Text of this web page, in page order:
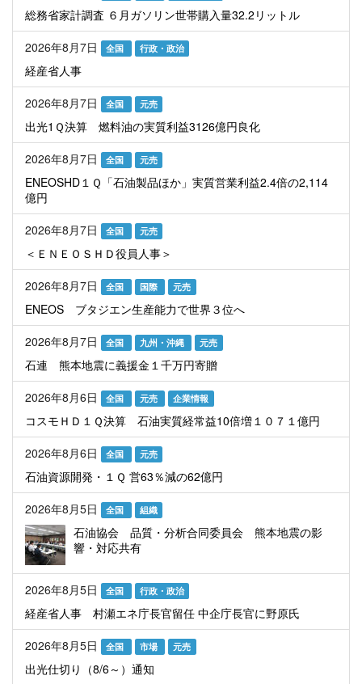
総務省家計調査 ６月ガソリン世帯購入量32.2リットル
2026年8月7日
全国 行政・政治
経産省人事
2026年8月7日
全国 元売
出光1Ｑ決算 燃料油の実質利益3126億円良化
2026年8月7日
全国 元売
ENEOSHD１Ｑ「石油製品ほか」実質営業利益2.4倍の2,114
億円
2026年8月7日
全国 元売
＜ＥＮＥＯＳＨＤ役員人事＞
2026年8月7日
全国 国際 元売
ENEOS ブタジエン生産能力で世界３位へ
2026年8月7日
全国 九州・沖縄 元売
石連 熊本地震に義援金１千万円寄贈
2026年8月6日
全国 元売 企業情報
コスモＨＤ１Ｑ決算 石油実質経常益10倍増１０７１億円
2026年8月6日
全国 元売
石油資源開発・１Ｑ 営63％減の62億円
2026年8月5日
全国 組織
石油協会 品質・分析合同委員会 熊本地震の影
響・対応共有
2026年8月5日 全国 行政・政治
経産省人事 村瀬エネ庁長官留任 中企庁長官に野原氏
2026年8月5日
全国 市場 元売
出光仕切り（8/6～）通知